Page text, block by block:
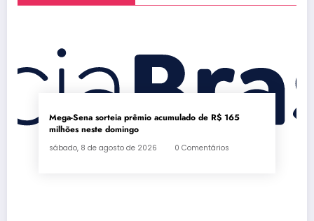
Mega-Sena sorteia prêmio acumulado de R$ 165
milhões neste domingo
sábado, 8 de agosto de 2026 0 Comentários